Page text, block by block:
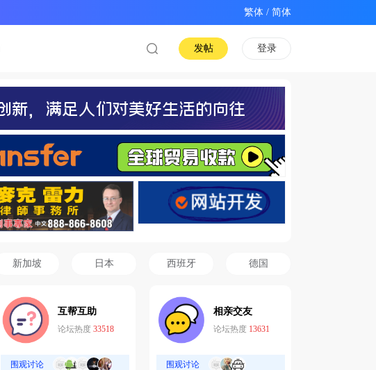
/
登录
发帖
新加坡 日本 西班牙 德国
互帮互助
论坛热度 33518
围观讨论
相亲交友
论坛热度 13631
围观讨论